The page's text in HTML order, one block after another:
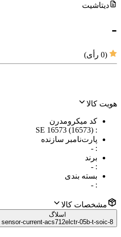
دیتاشیت
-
(
0 رأی)
هویت کالا
کد میکرومدرن
:
SE 16573 (16573)
پارت‌نامبر سازنده
:
-
برند
:
-
بسته بندی
:
-
مشخصات کالا
اسلاگ
sensor-current-acs712elctr-05b-t-soic-8